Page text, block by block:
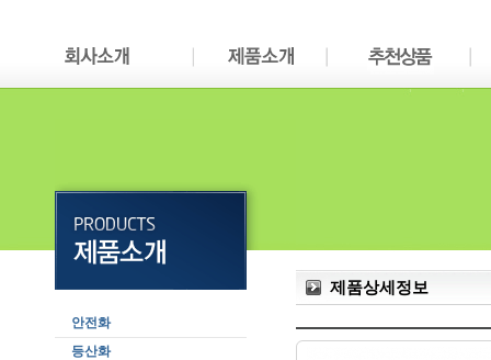
안전화
등산화
제품상세정보